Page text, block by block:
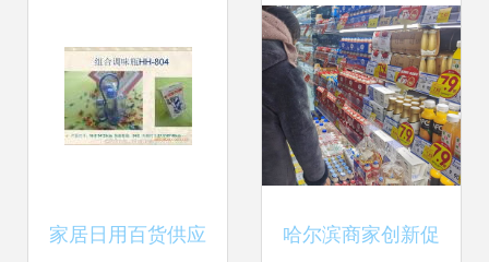
销售
家居日用百货供应 哈尔滨商家创新促